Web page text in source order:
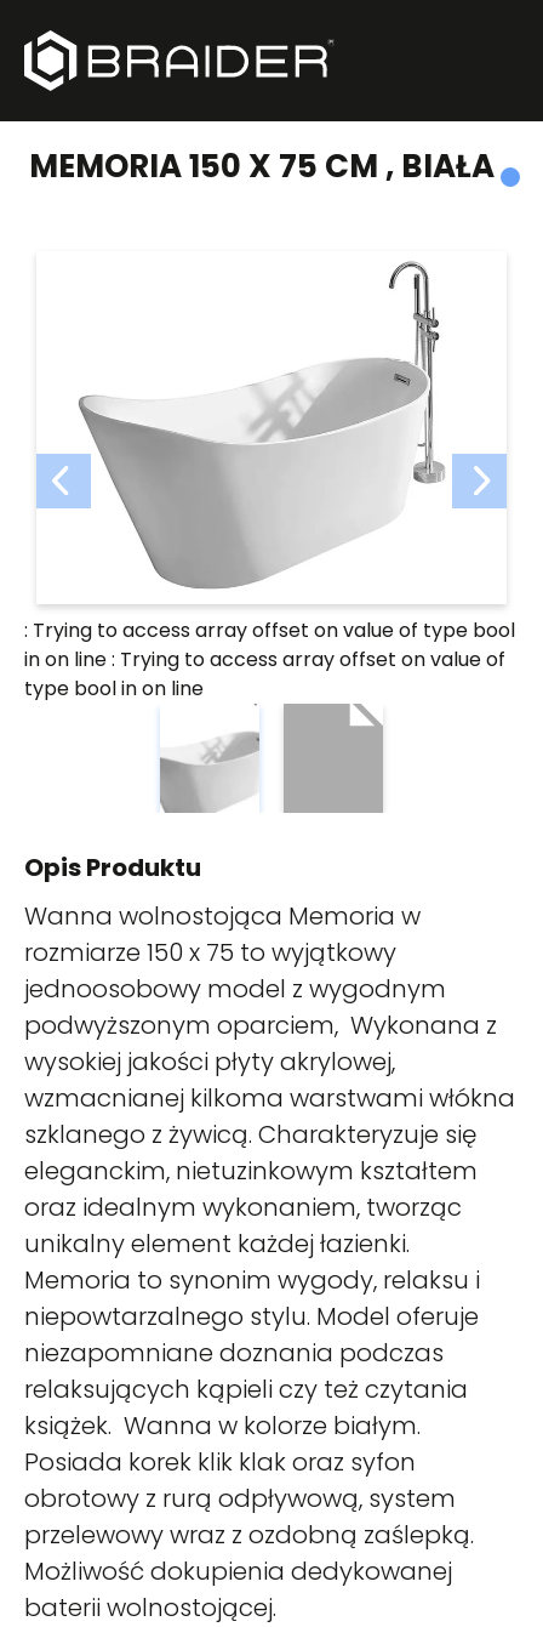
MEMORIA 150 X 75 CM , BIAŁA
: Trying to access array offset on value of type bool
inon line: Trying to access array offset on value of
type bool inon line
Opis Produktu
Wanna wolnostojąca Memoria w
rozmiarze 150 x 75 to wyjątkowy
jednoosobowy model z wygodnym
podwyższonym oparciem, Wykonana z
wysokiej jakości płyty akrylowej,
wzmacnianej kilkoma warstwami włókna
szklanego z żywicą. Charakteryzuje się
eleganckim, nietuzinkowym kształtem
oraz idealnym wykonaniem, tworząc
unikalny element każdej łazienki.
Memoria to synonim wygody, relaksu i
niepowtarzalnego stylu. Model oferuje
niezapomniane doznania podczas
relaksujących kąpieli czy też czytania
książek. Wanna w kolorze białym.
Posiada korek klik klak oraz syfon
obrotowy z rurą odpływową, system
przelewowy wraz z ozdobną zaślepką.
Możliwość dokupienia dedykowanej
baterii wolnostojącej.